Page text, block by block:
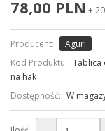
78,00 PLN +
Producent:
Aguri
Kod Produktu: Tablica
na hak
Dostępność: W